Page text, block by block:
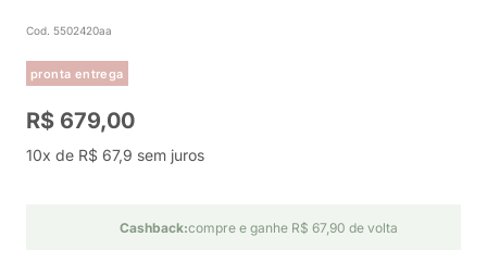
Cod. 5502420aa
pronta entrega
R$ 679,00
10x de R$ 67,9 sem juros
Cashback:compre e ganhe R$ 67,90 de volta